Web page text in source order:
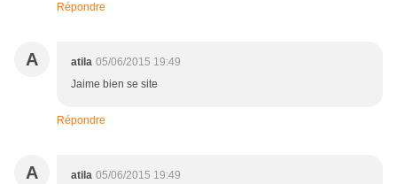
Répondre
A atila 05/06/2015 19:49
Jaime bien se site
Répondre
A atila 05/06/2015 19:49